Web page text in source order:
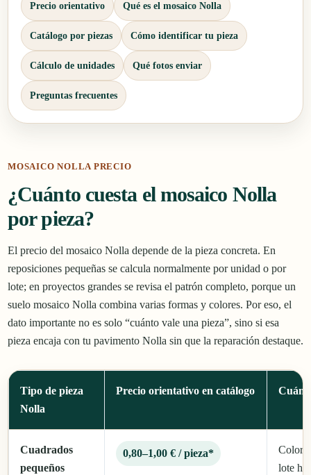
Precio orientativo Qué es el mosaico Nolla
Catálogo por piezas Cómo identificar tu pieza
Cálculo de unidades Qué fotos enviar
Preguntas frecuentes
MOSAICO NOLLA PRECIO
¿Cuánto cuesta el mosaico Nolla
por pieza?
El precio del mosaico Nolla depende de la pieza concreta. En
reposiciones pequeñas se calcula normalmente por unidad o por
lote; en proyectos grandes se revisa el patrón completo, porque un
suelo mosaico Nolla combina varias formas y colores. Por eso, el
dato importante no es solo “cuánto vale una pieza”, sino si esa
pieza encaja con tu pavimento Nolla sin que la reparación destaque.
Tipo de pieza
Nolla
Precio orientativo en catálogo
Cuadrados
pequeños
0,80–1,00 € / pieza*
Color,
lote